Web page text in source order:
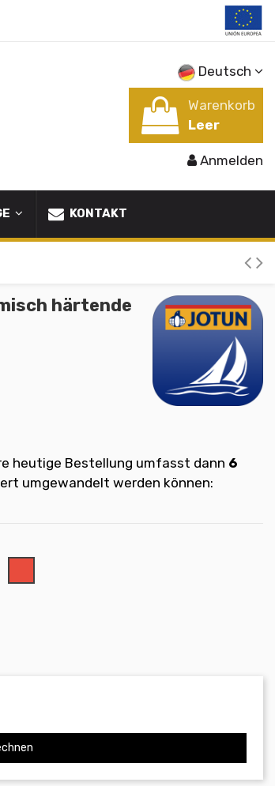
Deutsch
Warenkorb
Leer
Anmelden
KONTAKT
härtende
heutige Bestellung umfasst dann 6
umgewandelt werden können: